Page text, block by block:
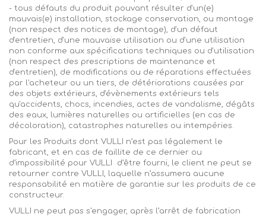
- tous défauts du produit pouvant résulter d'un(e)
mauvais(e) installation, stockage conservation, ou montage
(non respect des notices de montage), d'un défaut
d'entretien, d'une mauvaise utilisation ou d'une utilisation
non conforme aux spécifications techniques ou d'utilisation
(non respect des prescriptions de maintenance et
d'entretien), de modifications ou de réparations effectuées
par l'acheteur ou un tiers, de détériorations causées par
des objets extérieurs, d'évènements extérieurs tels
qu'accidents, chocs, incendies, actes de vandalisme, dégâts
des eaux, lumières naturelles ou artificielles (en cas de
décoloration), catastrophes naturelles ou intempéries.
Pour les Produits dont VULLI n’est pas légalement le
fabricant, et en cas de faillite de ce dernier ou
d’impossibilité pour VULLI d’être fourni, le client ne peut se
retourner contre VULLI , laquelle n’assumera aucune
responsabilité en matière de garantie sur les produits de ce
constructeur.
VULLI ne peut pas s'engager, après l’arrêt de fabrication